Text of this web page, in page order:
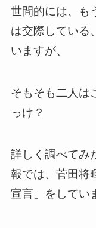
世間的には、も
は交際している
いますが、
そもそも二人は
っけ？
詳しく調べてみ
報では、菅田将
宣言」をしてい